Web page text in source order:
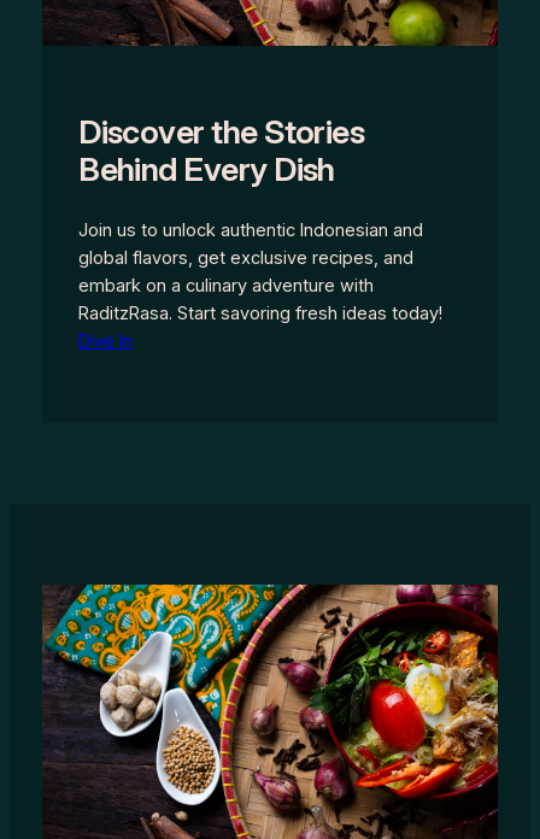
Discover the Stories
Behind Every Dish
Join us to unlock authentic Indonesian and
global flavors, get exclusive recipes, and
embark on a culinary adventure with
RaditzRasa. Start savoring fresh ideas today!
Dive In